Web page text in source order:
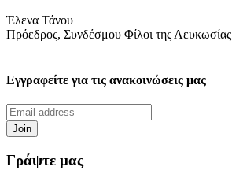
Έλενα Τάνου
Πρόεδρος, Συνδέσμου Φίλοι της Λευκωσίας
Εγγραφείτε για τις ανακοινώσεις μας
Γράψτε μας